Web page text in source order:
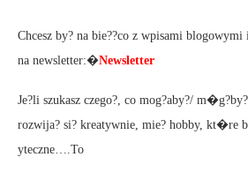
Chcesz by? na bie??co z wpisami
na newsletter:�Newsletter
Je?li szukasz czego?, co mog?aby?/
rozwija? si? kreatywnie, mie? hobby, kt�re
yteczne….To